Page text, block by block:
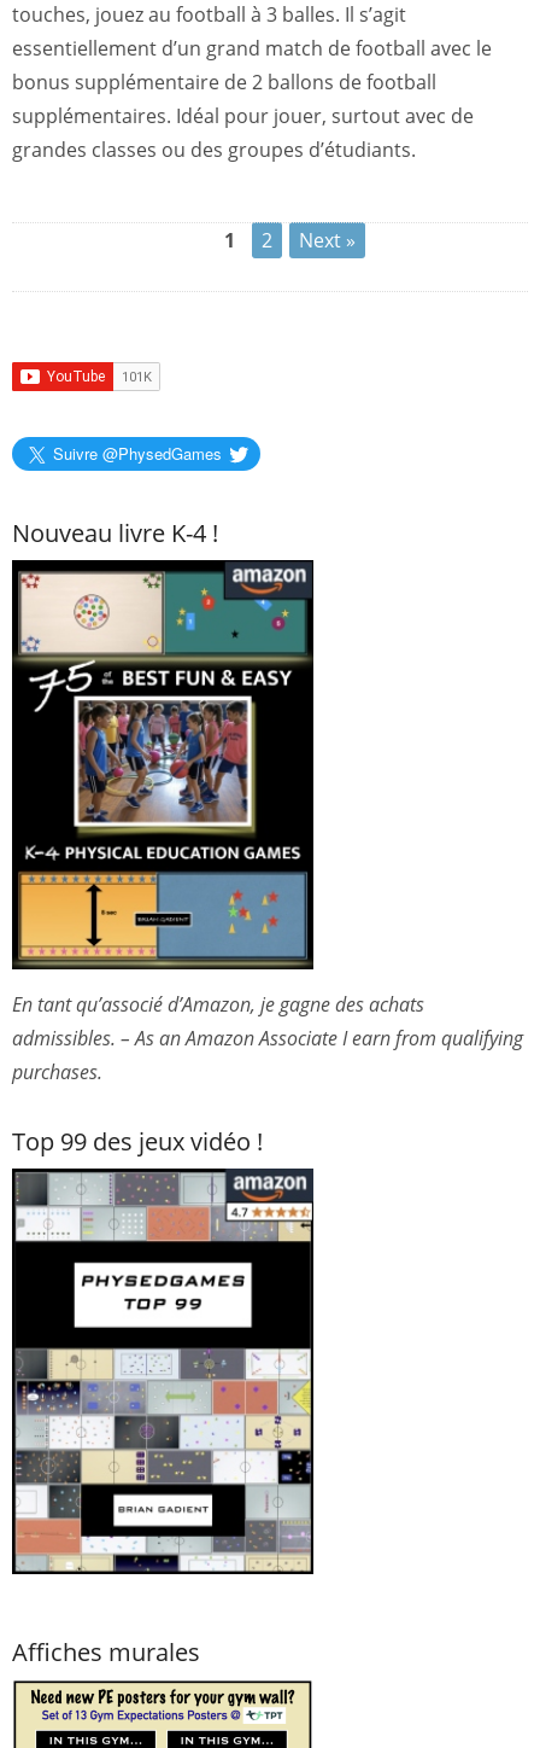
touches, jouez au football à 3 balles. Il s’agit
essentiellement d’un grand match de football avec le
bonus supplémentaire de 2 ballons de football
supplémentaires. Idéal pour jouer, surtout avec de
grandes classes ou des groupes d’étudiants.
1 2 Next »
Suivre @PhysedGames
Nouveau livre K-4 !
En tant qu’associé d’Amazon, je gagne des achats
admissibles. – As an Amazon Associate I earn from qualifying
purchases.
Top 99 des jeux vidéo !
Affiches murales